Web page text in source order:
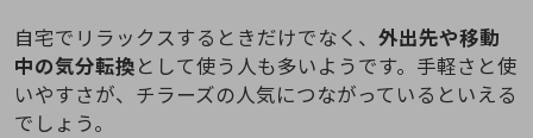
自宅でリラックスするときだけでなく、 外出先や移動
中の気分転換として使う人も多いようです。手軽さと使
いやすさが、チラーズの人気につながっているといえる
でしょう。